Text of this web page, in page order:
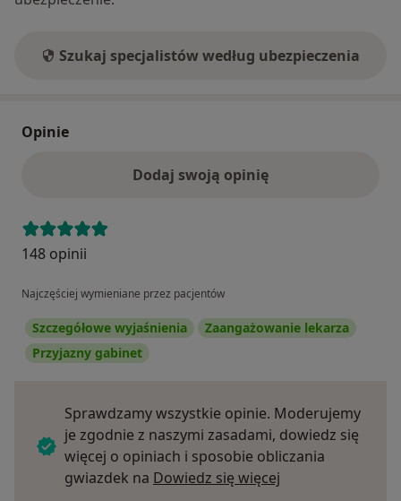
Szukaj specjalistów według ubezpieczenia
Opinie
Dodaj swoją opinię
148 opinii
Najczęściej wymieniane przez pacjentów
Szczegółowe wyjaśnienia
Zaangażowanie lekarza
Przyjazny gabinet
Sprawdzamy wszystkie opinie. Moderujemy
je zgodnie z naszymi zasadami, dowiedz się
więcej o opiniach i sposobie obliczania
gwiazdek na Dowiedz się więcej